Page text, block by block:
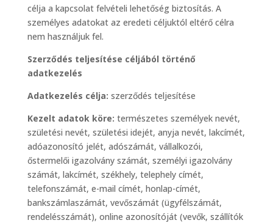
célja a kapcsolat felvételi lehetőség biztosítás. A
személyes adatokat az eredeti céljuktól eltérő célra
nem használjuk fel.
Szerződés teljesítése céljából történő
adatkezelés
Adatkezelés célja: szerződés teljesítése
Kezelt adatok köre: természetes személyek nevét,
születési nevét, születési idejét, anyja nevét, lakcímét,
adóazonosító jelét, adószámát, vállalkozói,
őstermelői igazolvány számát, személyi igazolvány
számát, lakcímét, székhely, telephely címét,
telefonszámát, e-mail címét, honlap-címét,
bankszámlaszámát, vevőszámát (ügyfélszámát,
rendelésszámát), online azonosítóját (vevők, szállítók